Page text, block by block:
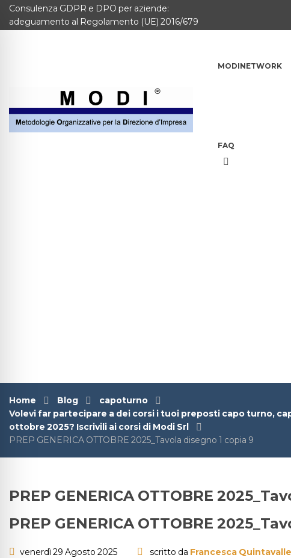
MODINETWORK
Chi Siamo
Corsi
Consulenza GDPR e DPO per aziende:
adeguamento al Regolamento (UE) 2016/679
MODINETWORK
FAQ
Home Blog
capoturno
Volevi far partecipare a dei corsi i tuoi preposti capo turno,
ottobre 2025? Iscrivili ai corsi di Modi Srl
PREP GENERICA OTTOBRE 2025_Tavola disegno 1 copia 9
PREP GENERICA OTTOBRE
PREP GENERICA OTTOBRE
venerdì 29 Agosto 2025 scritto da Francesca Quintavalle